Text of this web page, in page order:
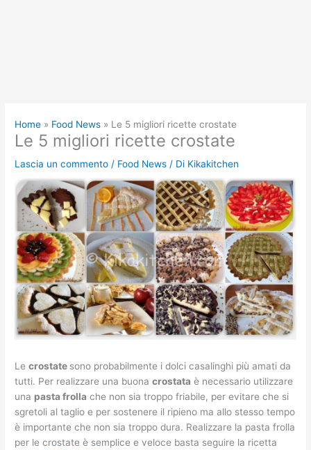
Home Food News Le 5 migliori ricette crostate
Le 5 migliori ricette crostate
Lascia un commento / Food News / Di Kikakitchen
Lecrostate sono probabilmente i dolci casalinghi più amati da
tutti. Per realizzare una buonacrostata è necessario utilizzare
una pasta frolla che non sia troppo friabile, per evitare che si
sgretoli al taglio e per sostenere il ripieno ma allo stesso tempo
è importante che non sia troppo dura. Realizzare la pasta frolla
per le crostate è semplice e veloce basta seguire la ricetta